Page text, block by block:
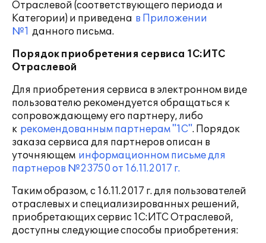
Отраслевой (соответствующего периода и
Категории) и приведена в Приложении
№1 данного письма.
Порядок приобретения сервиса 1С:ИТС
Отраслевой
Для приобретения сервиса в электронном виде
пользователю рекомендуется обращаться к
сопровождающему его партнеру, либо
к рекомендованным партнерам "1С". Порядок
заказа сервиса для партнеров описан в
уточняющем информационном письме для
партнеров №23750 от 16.11.2017 г.
Таким образом, с 16.11.2017 г. для пользователей
отраслевых и специализированных решений,
приобретающих сервис 1С:ИТС Отраслевой,
доступны следующие способы приобретения: